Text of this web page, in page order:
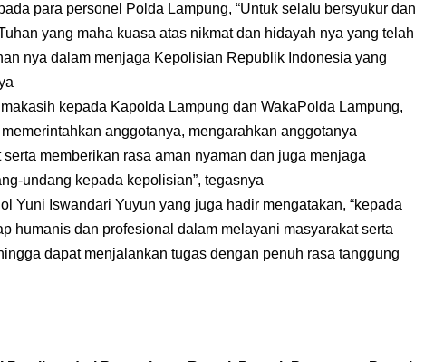
para personel Polda Lampung, “Untuk selalu bersyukur dan
yang maha kuasa atas nikmat dan hidayah nya yang telah
nya dalam menjaga Kepolisian Republik Indonesia yang
kepada Kapolda Lampung dan WakaPolda Lampung,
anggotanya, mengarahkan anggotanya
memberikan rasa aman nyaman dan juga menjaga
undang kepada kepolisian”, tegasnya
Yuni Iswandari Yuyun yang juga hadir mengatakan, “kepada
humanis dan profesional dalam melayani masyarakat serta
dapat menjalankan tugas dengan penuh rasa tanggung